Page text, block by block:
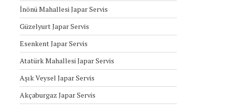
İnönü Mahallesi Japar Servis
Güzelyurt Japar Servis
Esenkent Japar Servis
Atatürk Mahallesi Japar Servis
Aşık Veysel Japar Servis
Akçaburgaz Japar Servis